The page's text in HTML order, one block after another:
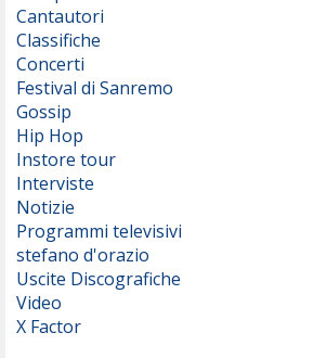
Cantautori
Classifiche
Concerti
Festival di Sanremo
Gossip
Hip Hop
Instore tour
Interviste
Notizie
Programmi televisivi
stefano d'orazio
Uscite Discografiche
Video
X Factor